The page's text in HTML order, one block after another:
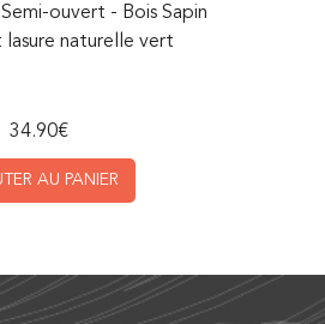
ouvert - Bois Sapin
lasure naturelle vert
34.90€
AU PANIER